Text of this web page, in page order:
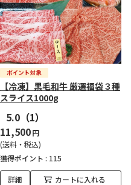
【冷凍】黒毛和牛 厳選福袋３種
スライス1000g
5.0 （1）
11,500円
(送料・税込)
獲得ポイント : 115
詳細 カートに入れる